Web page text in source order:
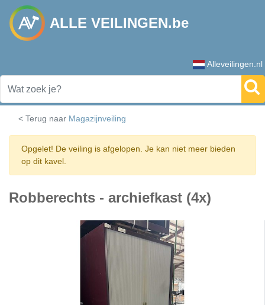
ALLE VEILINGEN.be
Alleveilingen.nl
< Terug naar Magazijnveiling
Opgelet! De veiling is afgelopen. Je kan niet meer bieden
op dit kavel.
Robberechts - archiefkast (4x)